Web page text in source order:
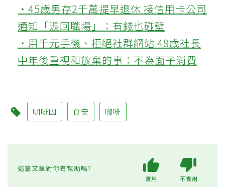
‧45歲男存2千萬提早退休 接信用卡公司
通知「淚回職場」：有錢也碰壁
‧用千元手機、拒絕社群網站 48歲社長
中年後重視和放棄的事：不為面子消費
咖啡因 食安 咖啡
這篇文章對你有幫助嗎?
實用 不實用